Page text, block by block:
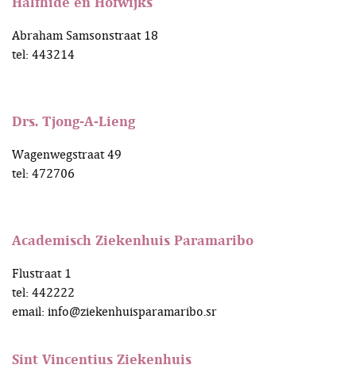
Abraham Samsonstraat 18
tel: 443214
Drs. Tjong-A-Lieng
Wagenwegstraat 49
tel: 472706
Academisch Ziekenhuis Paramaribo
Flustraat 1
tel: 442222
email: info@ziekenhuisparamaribo.sr
Sint Vincentius Ziekenhuis